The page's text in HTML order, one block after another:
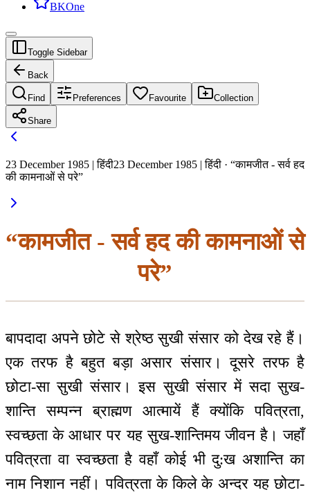
BKOne
Toggle Sidebar
Back
Find Preferences Favourite Collection
Share
23 December 1985 | हिंदी23 December 1985 | हिंदी · “कामजीत - सर्व हद
की कामनाओं से परे”
“कामजीत - सर्व हद की कामनाओं से
परे”
बापदादा अपने छोटे से श्रेष्ठ सुखी संसार को देख रहे हैं।
एक तरफ है बहुत बड़ा असार संसार। दूसरे तरफ है
छोटा-सा सुखी संसार। इस सुखी संसार में सदा सुख-
शान्ति सम्पन्न ब्राह्मण आत्मायें हैं क्योंकि पवित्रता,
स्वच्छता के आधार पर यह सुख-शान्तिमय जीवन है। जहाँ
पवित्रता वा स्वच्छता है वहाँ कोई भी दु:ख अशान्ति का
नाम निशान नहीं। पवित्रता के किले के अन्दर यह छोटा-